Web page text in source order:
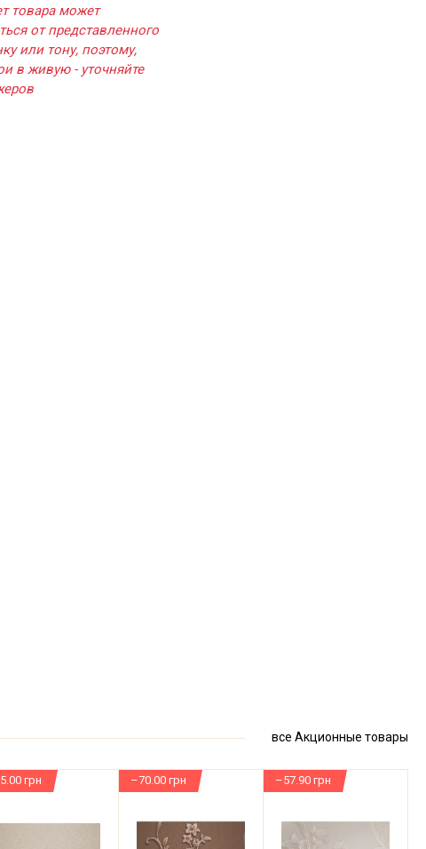
товара может
от представленного
или тону, поэтому,
в живую - уточняйте
все Акционные товары
грн –70.00 грн –57.90 грн